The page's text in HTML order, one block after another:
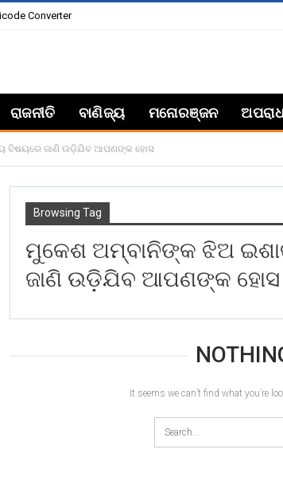
Converter
ରାଜନୀତି ବାଣିଜ୍ୟ ମନୋରଞ୍ଜନ
ବିଷୟରେ ଜାଣି ଉଡ଼ିଯିବ ଆପଣଙ୍କ ହୋସ
Browsing Tag
ମୁକେଶ ଅମ୍ବାନିଙ୍କ ଝିଅ
ଜାଣି ଉଡ଼ିଯିବ ଆପଣଙ୍କ ହୋସ
It seems we can’t find what you’re